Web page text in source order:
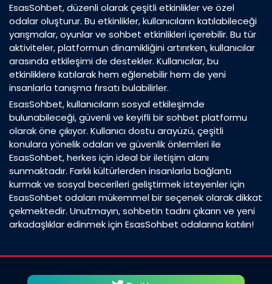
EsasSohbet, düzenli olarak çeşitli etkinlikler ve özel
odalar oluşturur. Bu etkinlikler, kullanıcıların katılabileceği
yarışmalar, oyunlar ve sohbet etkinlikleri içerebilir. Bu tür
aktiviteler, platformun dinamikliğini artırırken, kullanıcılar
arasında etkileşimi de destekler. Kullanıcılar, bu
etkinliklere katılarak hem eğlenebilir hem de yeni
insanlarla tanışma fırsatı bulabilirler.
EsasSohbet, kullanıcıların sosyal etkileşimde
bulunabileceği, güvenli ve keyifli bir sohbet platformu
olarak öne çıkıyor. Kullanıcı dostu arayüzü, çeşitli
konulara yönelik odaları ve güvenlik önlemleri ile
EsasSohbet, herkes için ideal bir iletişim alanı
sunmaktadır. Farklı kültürlerden insanlarla bağlantı
kurmak ve sosyal becerileri geliştirmek isteyenler için
EsasSohbet odaları mükemmel bir seçenek olarak dikkat
çekmektedir. Unutmayın, sohbetin tadını çıkarın ve yeni
arkadaşlıklar edinmek için EsasSohbet odalarına katılın!